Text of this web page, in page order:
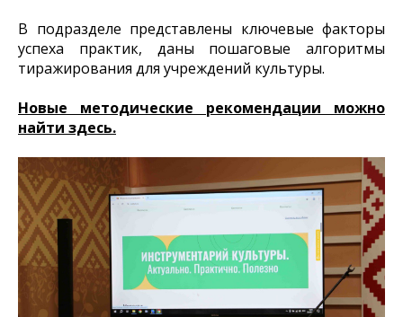
В подразделе представлены ключевые факторы
успеха практик, даны пошаговые алгоритмы
тиражирования для учреждений культуры.
Новые методические рекомендации можно
найти здесь.